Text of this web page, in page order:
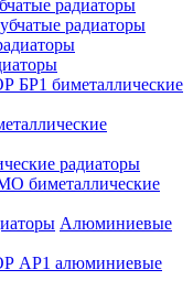
радиаторы
радиаторы
биметаллические
радиаторы
биметаллические
Алюминиевые
АР1 алюминиевые